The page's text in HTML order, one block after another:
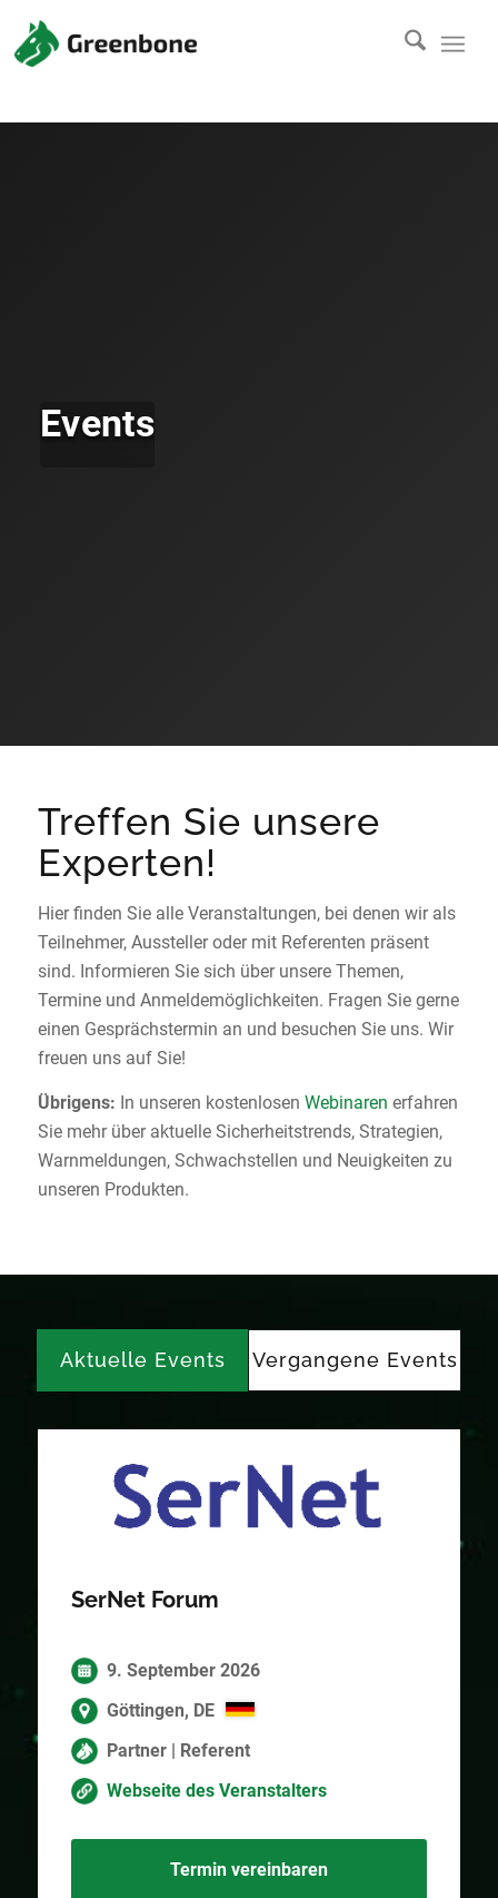
Events
Treffen Sie unsere
Experten!
Hier finden Sie alle Veranstaltungen, bei denen wir als
Teilnehmer, Aussteller oder mit Referenten präsent
sind. Informieren Sie sich über unsere Themen,
Termine und Anmeldemöglichkeiten. Fragen Sie gerne
einen Gesprächstermin an und besuchen Sie uns. Wir
freuen uns auf Sie!
Übrigens: In unseren kostenlosen Webinaren erfahren
Sie mehr über aktuelle Sicherheitstrends, Strategien,
Warnmeldungen, Schwachstellen und Neuigkeiten zu
unseren Produkten.
Aktuelle Events Vergangene Events
SerNet Forum
9. September 2026
Göttingen, DE
Partner | Referent
Webseite des Veranstalters
Termin vereinbaren